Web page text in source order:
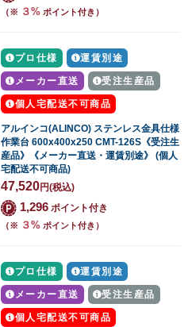
（※ ３% ポイント付き）
プロ仕様 運賃別途
メーカー直送 受注生産品
個人宅配送不可商品
アルインコ(ALINCO) ステンレス金具仕様
作業台 600x400x250 CMT-126S《受注生
産品》《メーカー直送・運賃別途》 (個人
宅配送不可商品)
47,520円(税込)
1,296 ポイント付き
（※ ３% ポイント付き）
プロ仕様 運賃別途
メーカー直送 受注生産品
個人宅配送不可商品